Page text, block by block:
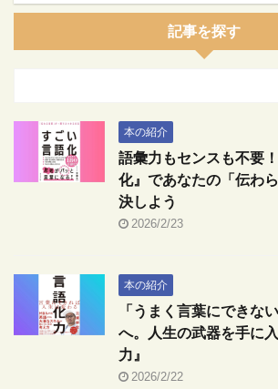
記事を探す
本の紹介
語彙力もセンスも不要
化』であなたの「伝わ
決しよう
2026/2/23
本の紹介
「うまく言葉にできな
へ。人生の武器を手に
力』
2026/2/22